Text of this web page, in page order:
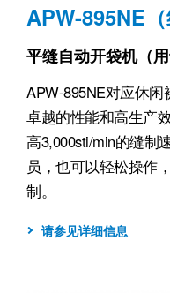
APW-895NE（
平缝自动开袋机（
APW-895NE对应休
卓越的性能和高生产
高3,000sti/min的缝制
员，也可以轻松操作
制。
请参见详细信息